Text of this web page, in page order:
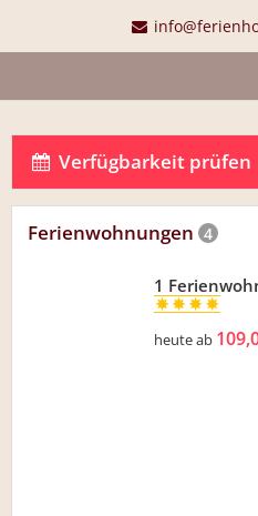
Verfügbarkeit prüfen
Ferienwohnungen 4
1
heute ab